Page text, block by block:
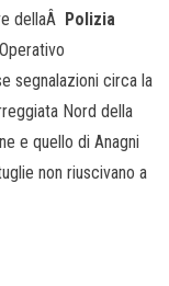
dellaÂ Polizia
segnalazioni circa la
Nord della
e quello di Anagni
non riuscivano a